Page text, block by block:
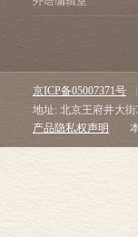
京ICP备05007371号
地址: 北京王府井大街
产品隐私权声明